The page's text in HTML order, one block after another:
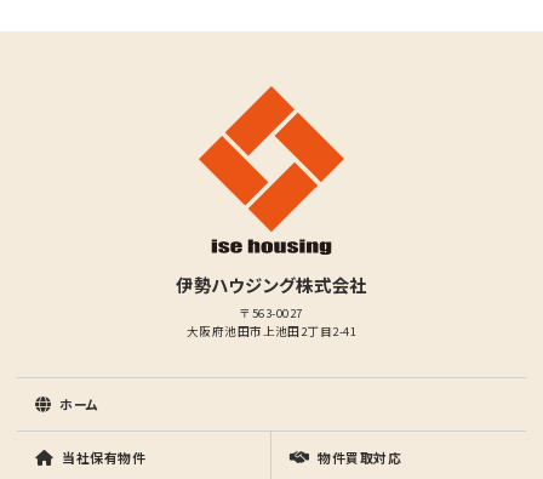
伊勢ハウジング株式会社
〒563-0027
大阪府池田市上池田2丁目2-41
ホーム
当社保有物件 物件買取対応